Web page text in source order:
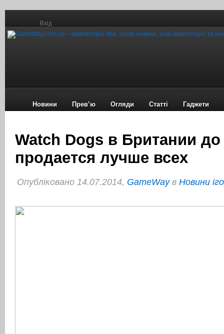
Вхід
Новини Прев’ю Огляди Статті Гаджети
Watch Dogs в Британии
продается лучше всех
Опубліковано 14.07.2014, GameWayв Новини